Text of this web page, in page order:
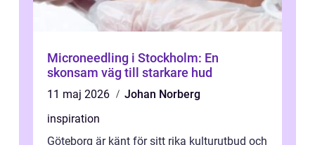
Microneedling i Stockholm: En
skonsam väg till starkare hud
11 maj 2026
Johan Norberg
inspiration
Göteborg är känt för sitt rika kulturutbud och